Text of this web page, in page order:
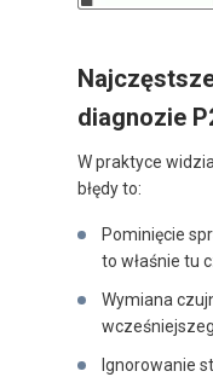
diagnozie
W praktyce
błędy to:
Pominięcie
to właśnie tu
Wymiana
Ignorowanie